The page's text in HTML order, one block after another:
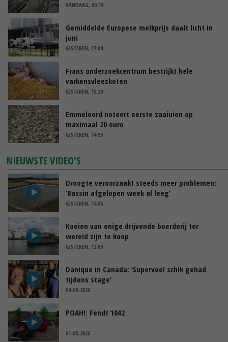
VANDAAG, 06:19
Gemiddelde Europese melkprijs daalt licht in
juni
GISTEREN, 17:04
Frans onderzoekcentrum bestrijkt hele
varkensvleesketen
GISTEREN, 15:29
Emmeloord noteert eerste zaaiuien op
maximaal 20 euro
GISTEREN, 14:59
NIEUWSTE VIDEO'S
Droogte veroorzaakt steeds meer problemen:
‘Bassin afgelopen week al leeg’
GISTEREN, 14:06
Koeien van enige drijvende boerderij ter
wereld zijn te koop
GISTEREN, 12:00
Danique in Canada: ‘Superveel schik gehad
tijdens stage’
04-08-2026
POAH!: Fendt 1042
01-08-2026